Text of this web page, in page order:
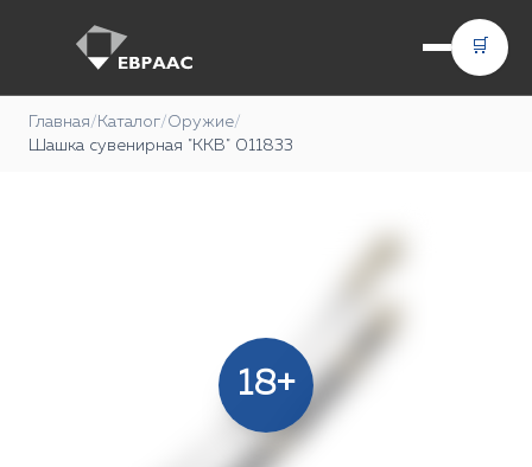
🛒
Главная/ Каталог/Оружие/
Шашка сувенирная "ККВ" 011833
18+